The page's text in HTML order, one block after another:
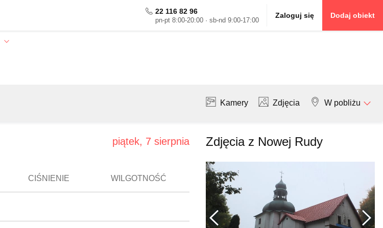
22 116 82 96
pn-pt 8:00-20:00 · sb-nd 9:00-17:00
Zaloguj się Dodaj obiekt
Kamery Zdjęcia W pobliżu
piątek, 7 sierpnia
CIŚNIENIE WILGOTNOŚĆ
Zdjęcia z Nowej Rudy
Poprzednie